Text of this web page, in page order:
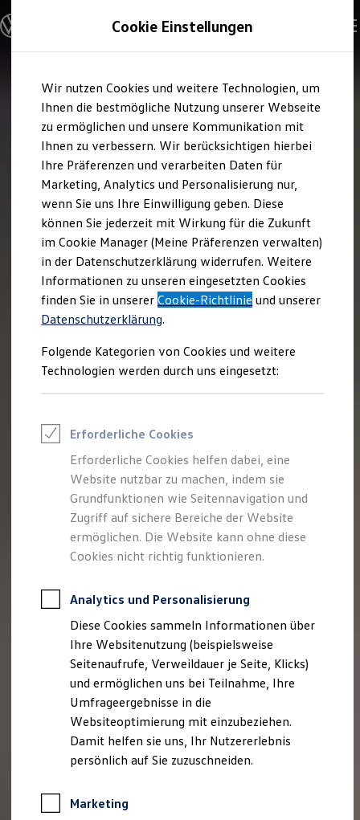
Hauptinhalt
springen
Footer
springen
Modelle und Konfigurator
Konfigurator
Modelle vergleichen
Elektroautos
ENERGY Sondermodelle
Nutzfahrzeuge
SUV und CUV
Familienautos
Kombis
Kompaktwagen
Sportwagen
Schnell verfügbare Fahrzeuge
Angebote und Produkte
Aktuelle Angebote
E-Auto-Förderung
Volkswagen Marktplatz
Die ENERGY Sondermodelle
Junge Gebrauchtwagen und Gebrauchtwagen
Volkswagen Zertifizierte Gebrauchtwagen
Elektromobilität bei Gebrauchtwagen
Saisonangebote
Reifenpakete
Leasing
Leasing-Angebote
Elektroauto Leasing
Kleinwagen-Leasing
Leasing ohne Anzahlung
Finanzierung
Autokredit mit Schlussrate
Versicherungen und Garantien
Kfz-Versicherung
Restschuldversicherungen
Garantien
Professional Class bei Volkswagen
Behörden
Direktkunden
Sonderfahrzeuge
Anpfiff zum Gewinn
Elektromobilität
Elektroautos
ID. Tutorials
Elektrofahrzeugkonzepte
ID. EVERY1
Reichweite
Rekuperation
Cookie Einstellungen
Wir nutzen Cookies und weitere Technologien, um
Ihnen die bestmögliche Nutzung unserer Webseite
zu ermöglichen und unsere Kommunikation mit
Ihnen zu verbessern. Wir berücksichtigen hierbei
Ihre Präferenzen und verarbeiten Daten für
Marketing, Analytics und Personalisierung nur,
wenn Sie uns Ihre Einwilligung geben. Diese
können Sie jederzeit mit Wirkung für die Zukunft
im Cookie Manager (Meine Präferenzen verwalten)
in der Datenschutzerklärung widerrufen. Weitere
Informationen zu unseren eingesetzten Cookies
finden Sie in unsererCookie-Richtlinie und unserer
Datenschutzerklärung.
Folgende Kategorien von Cookies und weitere
Technologien werden durch uns eingesetzt:
Erforderliche Cookies
Erforderliche Cookies helfen dabei, eine
Website nutzbar zu machen, indem sie
Grundfunktionen wie Seitennavigation und
Zugriff auf sichere Bereiche der Website
ermöglichen. Die Website kann ohne diese
Cookies nicht richtig funktionieren.
Analytics und Personalisierung
Diese Cookies sammeln Informationen über
Ihre Websitenutzung (beispielsweise
Seitenaufrufe, Verweildauer je Seite, Klicks)
und ermöglichen uns bei Teilnahme, Ihre
Umfrageergebnisse in die
Websiteoptimierung mit einzubeziehen.
Damit helfen sie uns, Ihr Nutzererlebnis
persönlich auf Sie zuzuschneiden.
Marketing